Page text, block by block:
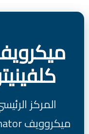
المركز
ميكروويف Kelvinator بقطع الغيار الأصلية